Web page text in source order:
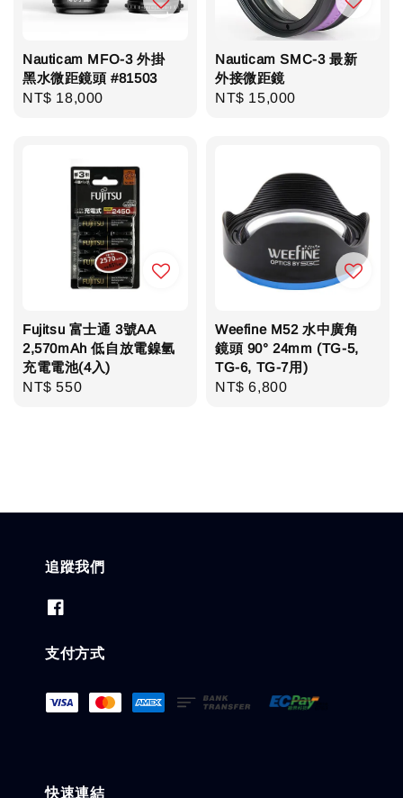
Nauticam MFO-3 外掛
黑水微距鏡頭 #81503
Regular
NT$ 18,000
Nauticam SMC-3 最新
外接微距鏡
Regular
NT$ 15,000
Fujitsu 富士通 3號AA
2,570mAh 低自放電鎳氫
充電電池(4入)
Regular
NT$ 550
Weefine M52 水中廣角
鏡頭 90° 24mm (TG-5,
TG-6, TG-7用)
Regular
NT$ 6,800
追蹤我們
支付方式
快速連結